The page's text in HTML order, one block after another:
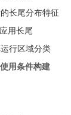
长尾分布特征
用长尾
行区域分类
用条件构建